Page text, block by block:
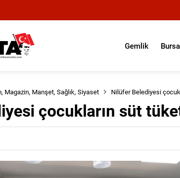
Gemlik Bursa
, Magazin, Manşet, Sağlık, Siyaset Nilüfer Belediyesi
çocukların süt